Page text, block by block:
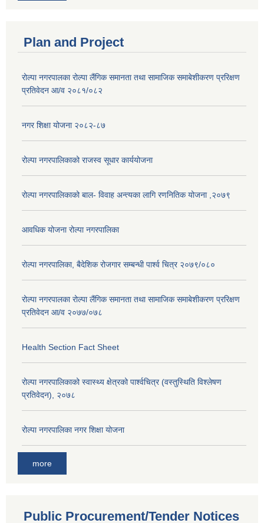
Plan and Project
रोल्पा नगरपालका रोल्पा लैंगिक समानता तथा सामाजिक समाबेशीकरण प्ररिक्षण
प्रतिवेदन आ/व २०८१/०८२
नगर शिक्षा योजना २०८२-८७
रोल्पा नगरपालिकाको राजस्व सूधार कार्ययोजना
रोल्पा नगरपालिकाको बाल- विवाह अन्त्यका लागि रणनितिक योजना ,२०७९
आवधिक योजना रोल्पा नगरपालिका
रोल्पा नगरपालिका, बैदेशिक रोजगार सम्बन्धी पार्श्व चित्र २०७९/०८०
रोल्पा नगरपालका रोल्पा लैंगिक समानता तथा सामाजिक समाबेशीकरण प्ररिक्षण
प्रतिवेदन आ/व २०७७/०७८
Health Section Fact Sheet
रोल्पा नगरपालिकाको स्वास्थ्य क्षेत्रको पार्श्वचित्र (वस्तुस्थिति विश्लेषण
प्रतिवेदन), २०७८
रोल्पा नगरपालिका नगर शिक्षा योजना
more
Public Procurement/Tender Notices